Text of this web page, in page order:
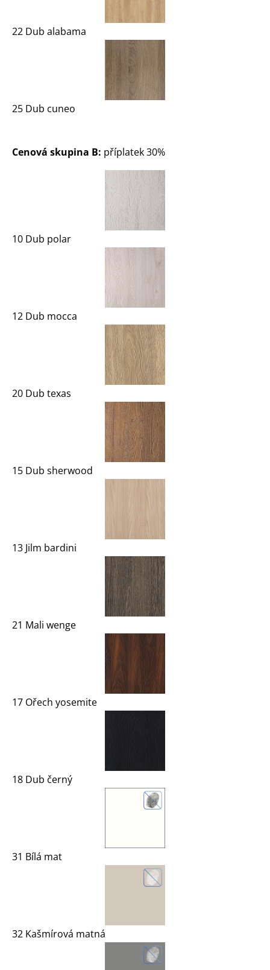
22 Dub alabama
25 Dub cuneo
Cenová skupina B: příplatek 30%
10 Dub polar
12 Dub mocca
20 Dub texas
15 Dub sherwood
13 Jilm bardini
21 Mali wenge
17 Ořech yosemite
18 Dub černý
31 Bílá mat
32 Kašmírová matná